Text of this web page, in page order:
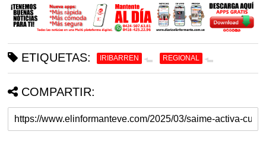
ETIQUETAS: IRIBARREN REGIONAL
COMPARTIR: